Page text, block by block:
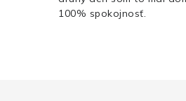
100% spokojnosť.